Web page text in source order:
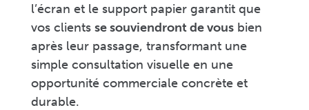
l’écran et le support papier garantit que
vos clients se souviendront de vousbien
après leur passage, transformant une
simple consultation visuelle en une
opportunité commerciale concrète et
durable.